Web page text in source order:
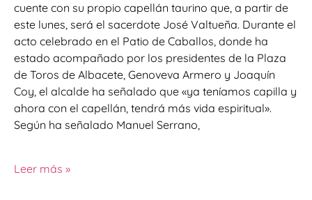
cuente con su propio capellán taurino que, a partir de
este lunes, será el sacerdote José Valtueña. Durante el
acto celebrado en el Patio de Caballos, donde ha
estado acompañado por los presidentes de la Plaza
de Toros de Albacete, Genoveva Armero y Joaquín
Coy, el alcalde ha señalado que «ya teníamos capilla y
ahora con el capellán, tendrá más vida espiritual».
Según ha señalado Manuel Serrano,
Leer más »